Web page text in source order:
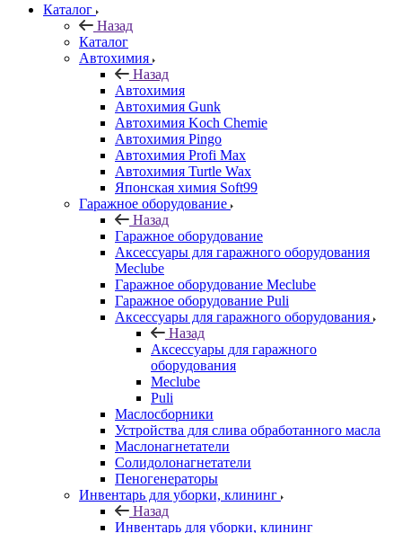
Каталог
Назад
Каталог
Автохимия
Назад
Автохимия
Автохимия Gunk
Автохимия Koch Chemie
Автохимия Pingo
Автохимия Profi Max
Автохимия Turtle Wax
Японская химия Soft99
Гаражное оборудование
Назад
Гаражное оборудование
Аксессуары для гаражного оборудования
Meclube
Гаражное оборудование Meclube
Гаражное оборудование Puli
Аксессуары для гаражного оборудования
Назад
Аксессуары для гаражного
оборудования
Meclube
Puli
Маслосборники
Устройства для слива обработанного масла
Маслонагнетатели
Солидолонагнетатели
Пеногенераторы
Инвентарь для уборки, клининг
Назад
Инвентарь для уборки, клининг